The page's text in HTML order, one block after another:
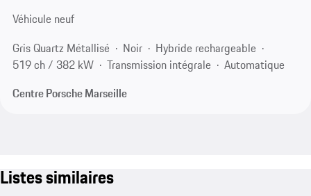
Véhicule neuf
Gris Quartz Métallisé
Noir
Hybride rechargeable
519 ch / 382 kW
Transmission intégrale
Automatique
Centre Porsche Marseille
Listes similaires